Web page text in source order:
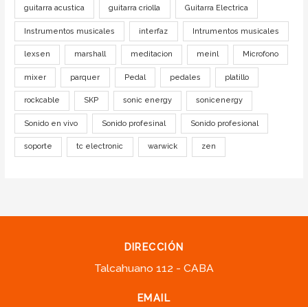
guitarra acustica guitarra criolla Guitarra Electrica
Instrumentos musicales interfaz Intrumentos musicales
lexsen marshall meditacion meinl Microfono
mixer parquer Pedal pedales platillo
rockcable SKP sonic energy sonicenergy
Sonido en vivo Sonido profesinal Sonido profesional
soporte tc electronic warwick zen
DIRECCIÓN
Talcahuano 112 - CABA
EMAIL